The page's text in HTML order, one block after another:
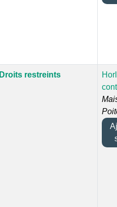
Droits restreints